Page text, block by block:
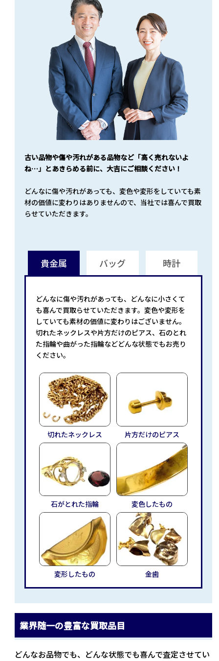
古い品物や傷や汚れがある品物など「高く売れないよ
ね…」とあきらめる前に、大吉にご相談ください！
どんなに傷や汚れがあっても、変色や変形をしていても素
材の価値に変わりはありませんので、当社では喜んで買取
らせていただきます。
貴金属 バッグ 時計
どんなに傷や汚れがあっても、どんなに小さくて
も喜んで買取らせていただきます。変色や変形を
していても素材の価値に変わりはございません。
切れたネックレスや片方だけのピアス、石のとれ
た指輪や曲がった指輪などどんな状態でもお売り
ください。
切れたネックレス 片方だけのピアス
石がとれた指輪 変色したもの
変形したもの 金歯
業界随一の豊富な買取品目
どんなお品物でも、どんな状態でも喜んで査定させてい